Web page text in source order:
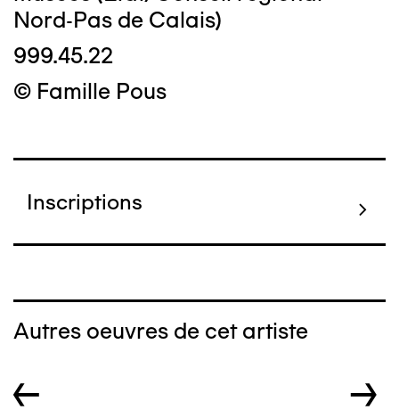
Nord-Pas de Calais)
999.45.22
© Famille Pous
Inscriptions
Autres oeuvres de cet artiste
← →